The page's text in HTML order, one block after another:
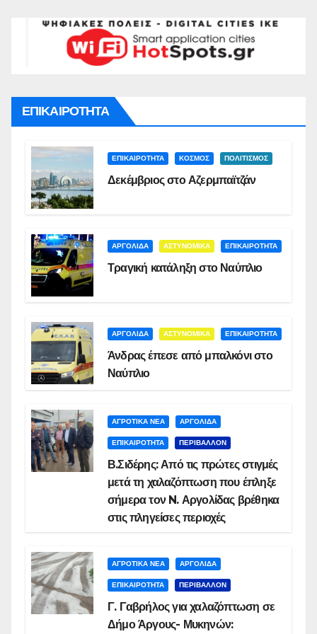
ΕΠΙΚΑΙΡΟΤΗΤΑ
ΕΠΙΚΑΙΡΟΤΗΤΑ ΚΟΣΜΟΣ ΠΟΛΙΤΙΣΜΟΣ
Δεκέμβριος στο Αζερμπαϊτζάν
ΑΡΓΟΛΙΔΑ ΑΣΤΥΝΟΜΙΚΑ ΕΠΙΚΑΙΡΟΤΗΤΑ
Τραγική κατάληξη στο Ναύπλιο
ΑΡΓΟΛΙΔΑ ΑΣΤΥΝΟΜΙΚΑ ΕΠΙΚΑΙΡΟΤΗΤΑ
Άνδρας έπεσε από μπαλκόνι στο
Ναύπλιο
ΑΓΡΟΤΙΚΑ ΝΕΑ ΑΡΓΟΛΙΔΑ
ΕΠΙΚΑΙΡΟΤΗΤΑ ΠΕΡΙΒΑΛΛΟΝ
Β.Σιδέρης: Από τις πρώτες στιγμές
μετά τη χαλαζόπτωση που έπληξε
σήμερα τον N. Αργολίδας βρέθηκα
στις πληγείσες περιοχές
ΑΓΡΟΤΙΚΑ ΝΕΑ ΑΡΓΟΛΙΔΑ
ΕΠΙΚΑΙΡΟΤΗΤΑ ΠΕΡΙΒΑΛΛΟΝ
Γ. Γαβρήλος για χαλαζόπτωση σε
Δήμο Άργους- Μυκηνών: